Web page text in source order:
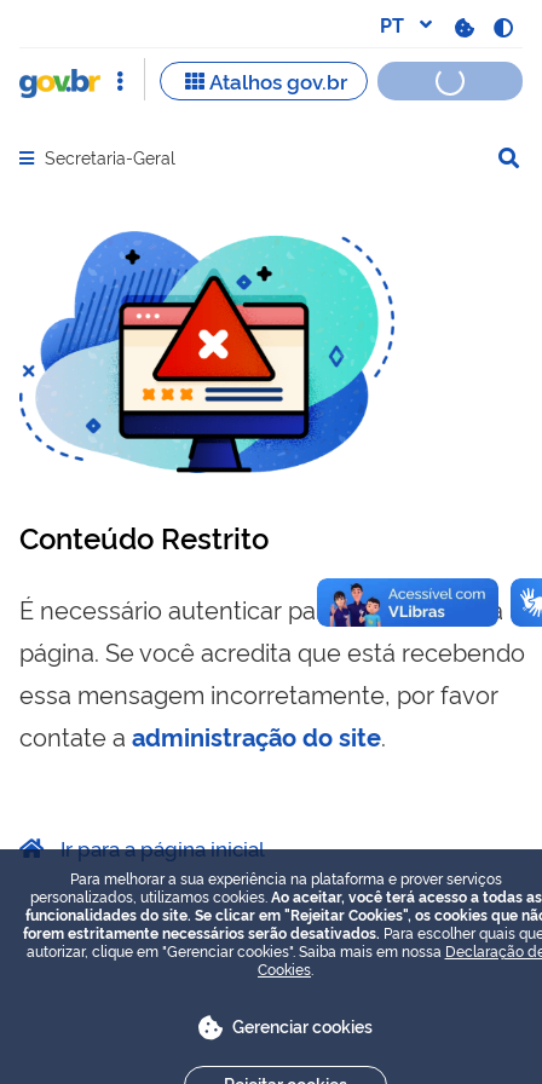
Abrir menu principal de navegação
Secretaria-Geral
Conteúdo Restrito
É necessário autenticar para visualizar essa
página. Se você acredita que está recebendo
essa mensagem incorretamente, por favor
contate a administração do site.
Ir para a página inicial
Para melhorar a sua experiência na plataforma e prover serviços
personalizados, utilizamos cookies. Ao aceitar, você terá acesso a todas as
funcionalidades do site. Se clicar em "Rejeitar Cookies", os cookies que
forem estritamente necessários serão desativados. Para escolher quais
autorizar, clique em "Gerenciar cookies". Saiba mais em nossa Declaração
Cookies
Gerenciar cookies